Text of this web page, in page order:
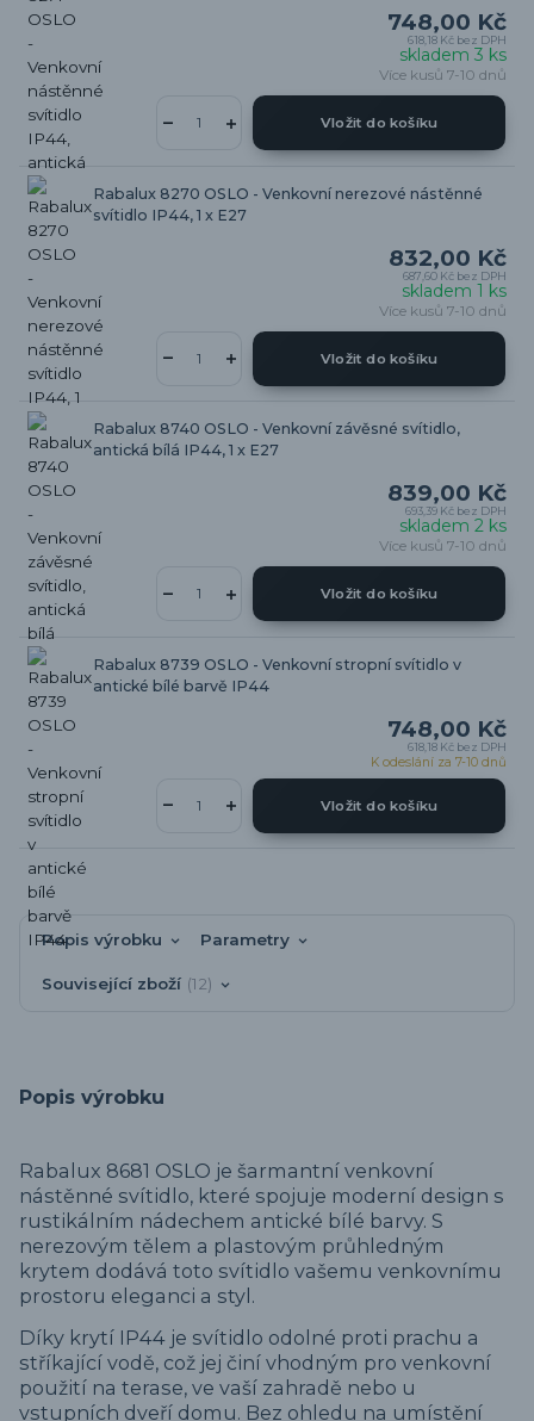
748,00 Kč
618,18 Kč bez DPH
skladem 3 ks
Více kusů 7-10 dnů
Vložit do košíku
Rabalux 8270 OSLO - Venkovní nerezové nástěnné
svítidlo IP44, 1 x E27
832,00 Kč
687,60 Kč bez DPH
skladem 1 ks
Více kusů 7-10 dnů
Vložit do košíku
Rabalux 8740 OSLO - Venkovní závěsné svítidlo,
antická bílá IP44, 1 x E27
839,00 Kč
693,39 Kč bez DPH
skladem 2 ks
Více kusů 7-10 dnů
Vložit do košíku
Rabalux 8739 OSLO - Venkovní stropní svítidlo v
antické bílé barvě IP44
748,00 Kč
618,18 Kč bez DPH
K odeslání za 7-10 dnů
Vložit do košíku
Popis výrobku Parametry
Související zboží 12
Popis výrobku
Rabalux 8681 OSLO je šarmantní venkovní
nástěnné svítidlo, které spojuje moderní design s
rustikálním nádechem antické bílé barvy. S
nerezovým tělem a plastovým průhledným
krytem dodává toto svítidlo vašemu venkovnímu
prostoru eleganci a styl.
Díky krytí IP44 je svítidlo odolné proti prachu a
stříkající vodě, což jej činí vhodným pro venkovní
použití na terase, ve vaší zahradě nebo u
vstupních dveří domu. Bez ohledu na umístění